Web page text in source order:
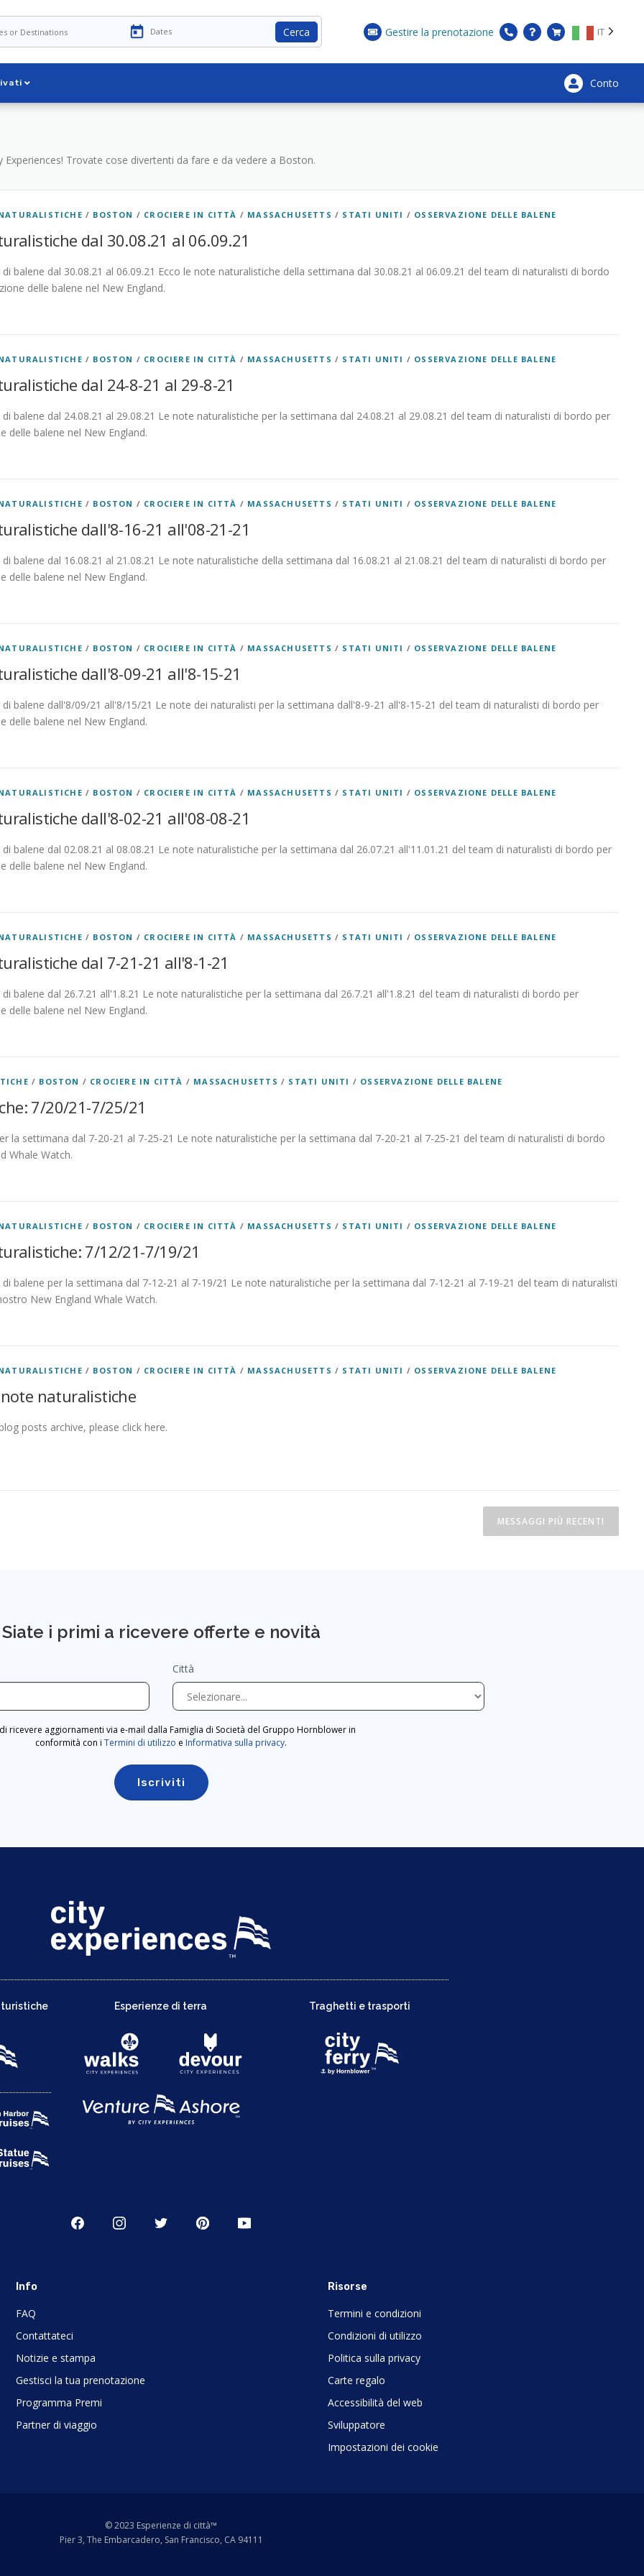
Cerca Gestire la prenotazione IT
Conto
Trovate cose divertenti da fare e da vedere a Boston.
/ BOSTON / CROCIERE IN CITTÀ / MASSACHUSETTS / STATI UNITI / OSSERVAZIONE DELLE BALENE
dal 30.08.21 al 06.09.21
balene dal 30.08.21 al 06.09.21 Ecco le note naturalistiche della settimana dal 30.08.21 al 06.09.21 del team di naturalisti di bordo
delle balene nel New England.
/ BOSTON / CROCIERE IN CITTÀ / MASSACHUSETTS / STATI UNITI / OSSERVAZIONE DELLE BALENE
dal 24-8-21 al 29-8-21
balene dal 24.08.21 al 29.08.21 Le note naturalistiche per la settimana dal 24.08.21 al 29.08.21 del team di naturalisti di bordo per
delle balene nel New England.
/ BOSTON / CROCIERE IN CITTÀ / MASSACHUSETTS / STATI UNITI / OSSERVAZIONE DELLE BALENE
dall'8-16-21 all'08-21-21
balene dal 16.08.21 al 21.08.21 Le note naturalistiche della settimana dal 16.08.21 al 21.08.21 del team di naturalisti di bordo per
delle balene nel New England.
/ BOSTON / CROCIERE IN CITTÀ / MASSACHUSETTS / STATI UNITI / OSSERVAZIONE DELLE BALENE
dall'8-09-21 all'8-15-21
balene dall'8/09/21 all'8/15/21 Le note dei naturalisti per la settimana dall'8-9-21 all'8-15-21 del team di naturalisti di bordo per
delle balene nel New England.
/ BOSTON / CROCIERE IN CITTÀ / MASSACHUSETTS / STATI UNITI / OSSERVAZIONE DELLE BALENE
dall'8-02-21 all'08-08-21
balene dal 02.08.21 al 08.08.21 Le note naturalistiche per la settimana dal 26.07.21 all'11.01.21 del team di naturalisti di bordo per
delle balene nel New England.
/ BOSTON / CROCIERE IN CITTÀ / MASSACHUSETTS / STATI UNITI / OSSERVAZIONE DELLE BALENE
dal 7-21-21 all'8-1-21
balene dal 26.7.21 all'1.8.21 Le note naturalistiche per la settimana dal 26.7.21 all'1.8.21 del team di naturalisti di bordo per
delle balene nel New England.
/ BOSTON / CROCIERE IN CITTÀ / MASSACHUSETTS / STATI UNITI / OSSERVAZIONE DELLE BALENE
7/20/21-7/25/21
la settimana dal 7-20-21 al 7-25-21 Le note naturalistiche per la settimana dal 7-20-21 al 7-25-21 del team di naturalisti di bordo
Whale Watch.
/ BOSTON / CROCIERE IN CITTÀ / MASSACHUSETTS / STATI UNITI / OSSERVAZIONE DELLE BALENE
7/12/21-7/19/21
balene per la settimana dal 7-12-21 al 7-19/21 Le note naturalistiche per la settimana dal 7-12-21 al 7-19-21 del team di naturalisti
New England Whale Watch.
/ BOSTON / CROCIERE IN CITTÀ / MASSACHUSETTS / STATI UNITI / OSSERVAZIONE DELLE BALENE
naturalistiche
posts archive, please click here.
MESSAGGI PIÙ RECENTI
Siate i primi a ricevere offerte e novità
Città
ricevere aggiornamenti via e-mail dalla Famiglia di Società del Gruppo Hornblower in
conformità con i Termini di utilizzo e Informativa sulla privacy.
turistiche Esperienze di terra Traghetti e trasporti
Info
FAQ
Contattateci
Notizie e stampa
Gestisci la tua prenotazione
Programma Premi
Partner di viaggio
Risorse
Termini e condizioni
Condizioni di utilizzo
Politica sulla privacy
Carte regalo
Accessibilità del web
Sviluppatore
Impostazioni dei cookie
© 2023 Esperienze di città™
Pier 3, The Embarcadero, San Francisco, CA 94111